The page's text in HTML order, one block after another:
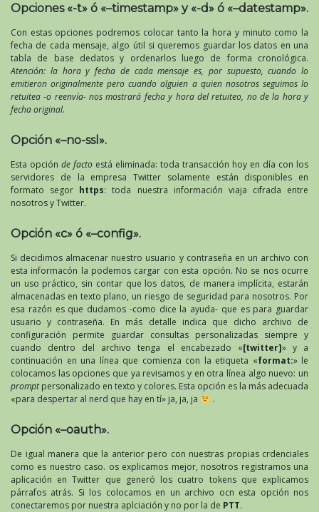
Opciones «-t» ó «–timestamp» y «-d» ó «–datestamp».
Con estas opciones podremos colocar tanto la hora y minuto como la
fecha de cada mensaje, algo útil si queremos guardar los datos en una
tabla de base dedatos y ordenarlos luego de forma cronológica.
Atención: la hora y fecha de cada mensaje es, por supuesto, cuando lo
emitieron originalmente pero cuando alguien a quien nosotros seguimos lo
retuitea -o reenvía- nos mostrará fecha y hora del retuiteo, no de la hora y
fecha original.
Opción «–no-ssl».
Esta opción de facto está eliminada: toda transacción hoy en día con los
servidores de la empresa Twitter solamente están disponibles en
formato segor https: toda nuestra información viaja cifrada entre
nosotros y Twitter.
Opción «c» ó «–config».
Si decidimos almacenar nuestro usuario y contraseña en un archivo con
esta informacón la podemos cargar con esta opción. No se nos ocurre
un uso práctico, sin contar que los datos, de manera implícita, estarán
almacenadas en texto plano, un riesgo de seguridad para nosotros. Por
esa razón es que dudamos -como dice la ayuda- que es para guardar
usuario y contraseña. En más detalle indica que dicho archivo de
configuración permite guardar consultas personalizadas siempre y
cuando dentro del archivo tenga el encabezado «[twitter]» y a
continuación en una línea que comienza con la etiqueta «format:» le
colocamos las opciones que ya revisamos y en otra línea algo nuevo: un
promptpersonalizado en texto y colores. Esta opción es la más adecuada
«para despertar al nerd que hay en tí» ja, ja, ja
.
Opción «–oauth».
De igual manera que la anterior pero con nuestras propias crdenciales
como es nuestro caso. os explicamos mejor, nosotros registramos una
aplicación en Twitter que generó los cuatro tokens que explicamos
párrafos atrás. Si los colocamos en un archivo ocn esta opción nos
conectaremos por nuestra aplciación y no por la de PTT.